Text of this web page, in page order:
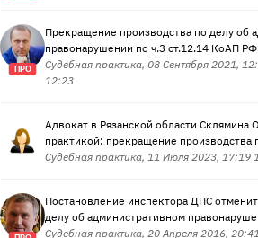
ПРО
Прекращение производства по делу об
правонарушении по ч.3 ст.12.14 КоАП РФ
Судебная практика, 08 Сентября 2021,
12:23
Адвокат в Рязанской области Склямина
практикой: прекращение производства
Судебная практика, 11 Июля 2023, 17:19
Постановление инспектора ДПС
делу об административном
Судебная практика, 20 Апреля 2016,